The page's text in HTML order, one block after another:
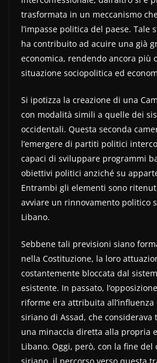
trasformata in un meccanismo
l’impasse politica del paese. Tale
ha contribuito ad acuire una già
economica, rendendo ancora più
situazione sociopolitica ed
Si ipotizza la creazione di una
con modalità simili a quelle dei
occidentali. Questa seconda
l’emergere di partiti politici
capaci di sviluppare programmi
obiettivi politici anziché su
Entrambi gli elementi sono
avviare un rinnovamento politico
Libano.
Sebbene tali previsioni siano
nella Costituzione, la loro
costantemente bloccata dal
esistente. In passato,
riforme era attribuita all’influenza
siriano di Assad, che considerava
una minaccia diretta alla propria
Libano. Oggi, però, con la fine